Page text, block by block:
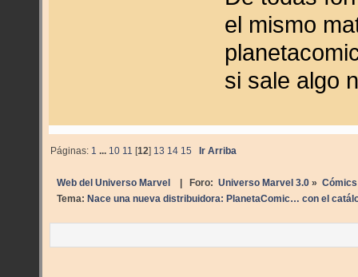
el mismo
si sale algo
Páginas: 1 ... 10 11 [12] 13 14 15 Ir Arriba
Web del Universo Marvel | Foro: Universo Marvel 3.0» Cómics
Tema: Nace una nueva distribuidora: PlanetaComic… con el